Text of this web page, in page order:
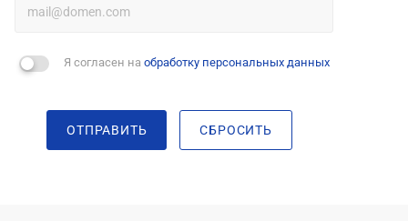
Я согласен на обработку персональных данных
ОТПРАВИТЬ СБРОСИТЬ